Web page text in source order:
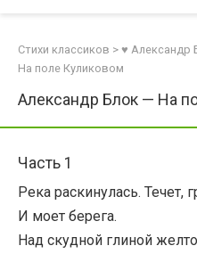
Стихи классиков > ♥ Александр
На поле Куликовом
Александр Блок — На
Часть 1
Река раскинулась. Течет,
И моет берега.
Над скудной глиной